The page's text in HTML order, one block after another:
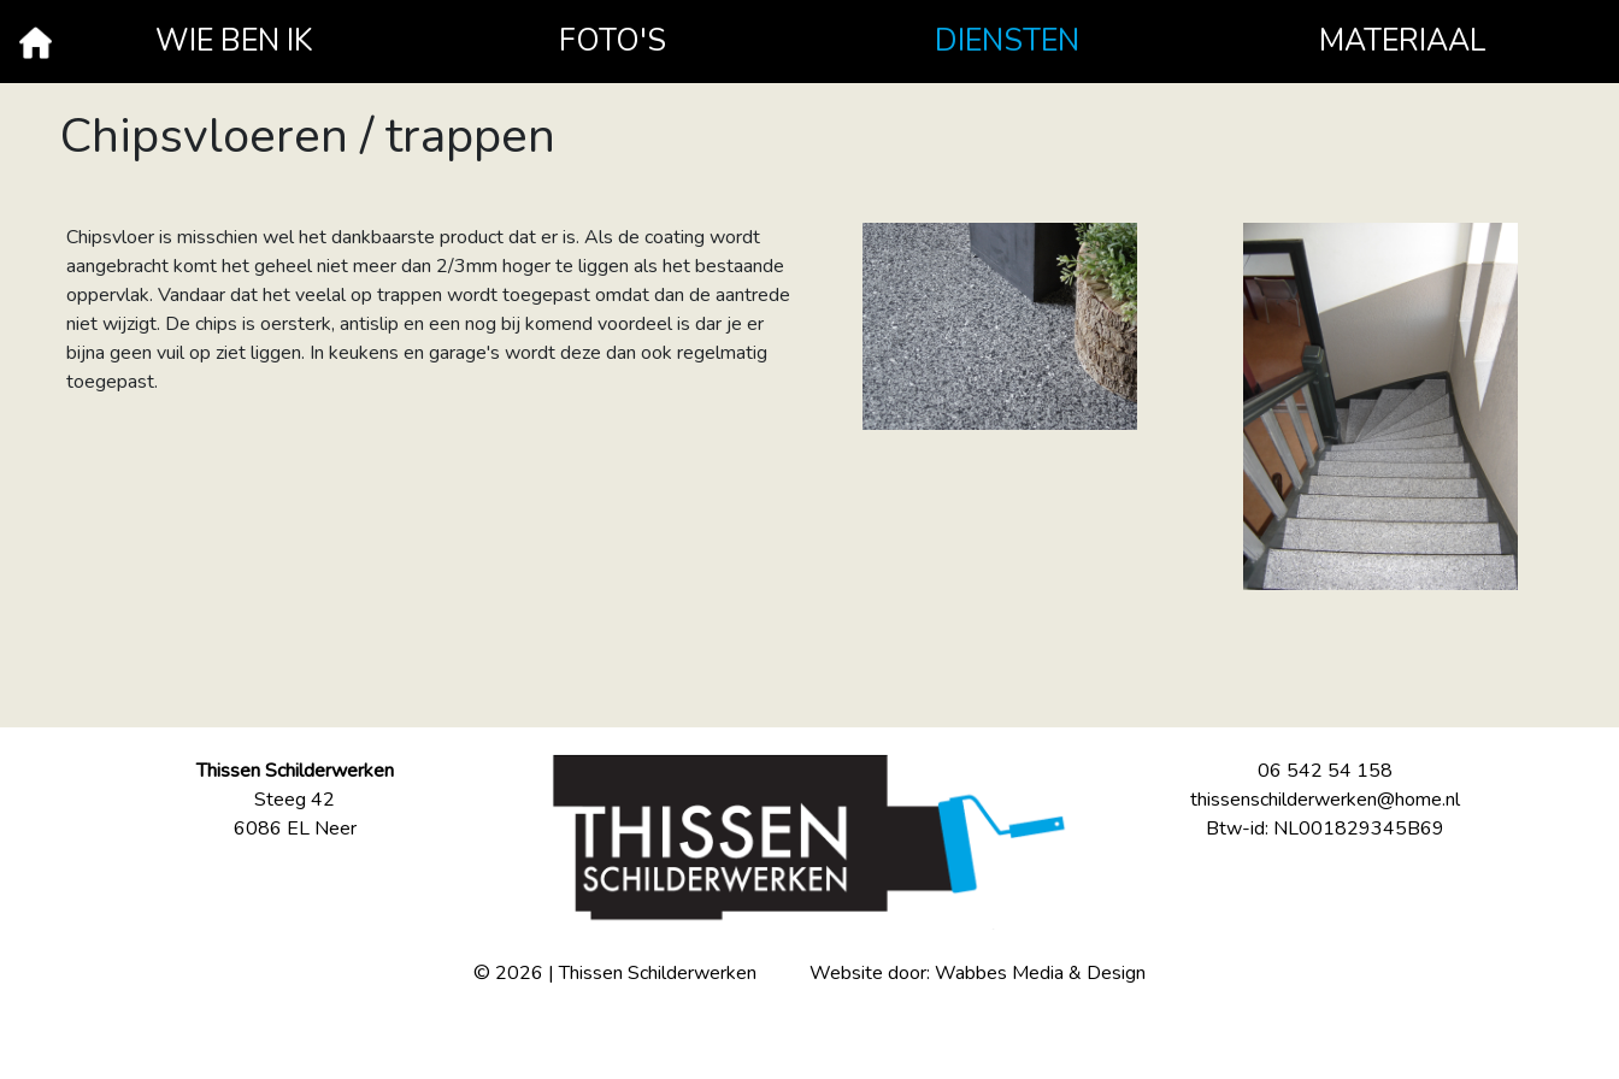
WIE BEN IK FOTO'S DIENSTEN MATERIAAL
Chipsvloeren / trappen
Chipsvloer is misschien wel het dankbaarste product dat er is. Als de coating wordt
aangebracht komt het geheel niet meer dan 2/3mm hoger te liggen als het bestaande
oppervlak. Vandaar dat het veelal op trappen wordt toegepast omdat dan de aantrede
niet wijzigt. De chips is oersterk, antislip en een nog bij komend voordeel is dar je er
bijna geen vuil op ziet liggen. In keukens en garage's wordt deze dan ook regelmatig
toegepast.
Thissen Schilderwerken
Steeg 42
6086 EL Neer
06 542 54 158
thissenschilderwerken@home.nl
Btw-id: NL001829345B69
© 2026 | Thissen Schilderwerken Website door: Wabbes Media & Design